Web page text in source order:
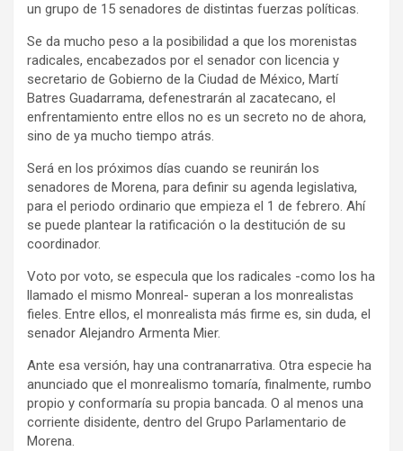
un grupo de 15 senadores de distintas fuerzas políticas.
Se da mucho peso a la posibilidad a que los morenistas
radicales, encabezados por el senador con licencia y
secretario de Gobierno de la Ciudad de México, Martí
Batres Guadarrama, defenestrarán al zacatecano, el
enfrentamiento entre ellos no es un secreto no de ahora,
sino de ya mucho tiempo atrás.
Será en los próximos días cuando se reunirán los
senadores de Morena, para definir su agenda legislativa,
para el periodo ordinario que empieza el 1 de febrero. Ahí
se puede plantear la ratificación o la destitución de su
coordinador.
Voto por voto, se especula que los radicales -como los ha
llamado el mismo Monreal- superan a los monrealistas
fieles. Entre ellos, el monrealista más firme es, sin duda, el
senador Alejandro Armenta Mier.
Ante esa versión, hay una contranarrativa. Otra especie ha
anunciado que el monrealismo tomaría, finalmente, rumbo
propio y conformaría su propia bancada. O al menos una
corriente disidente, dentro del Grupo Parlamentario de
Morena.